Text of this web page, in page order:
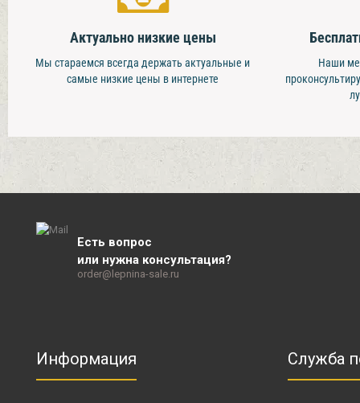
Актуально низкие цены
Мы стараемся всегда держать актуальные и
самые низкие цены в интернете
Наши
Есть вопрос
или нужна консультация?
order@lepnina-sale.ru
Информация Служба